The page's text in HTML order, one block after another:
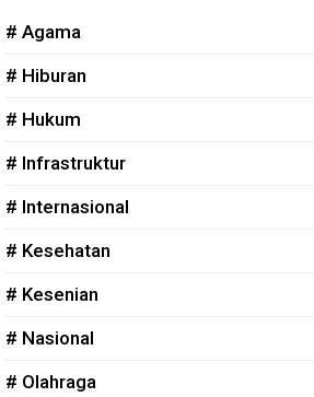
# Agama
# Hiburan
# Hukum
# Infrastruktur
# Internasional
# Kesehatan
# Kesenian
# Nasional
# Olahraga